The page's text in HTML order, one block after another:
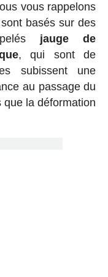
vous rappelons
basés sur des
jauge de
, qui sont de
subissent une
au passage du
la déformation